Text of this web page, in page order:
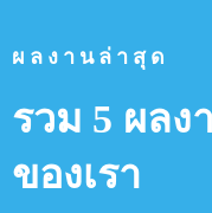
ผลงานล่าสุด
รวม 5 ผลง
ของเรา